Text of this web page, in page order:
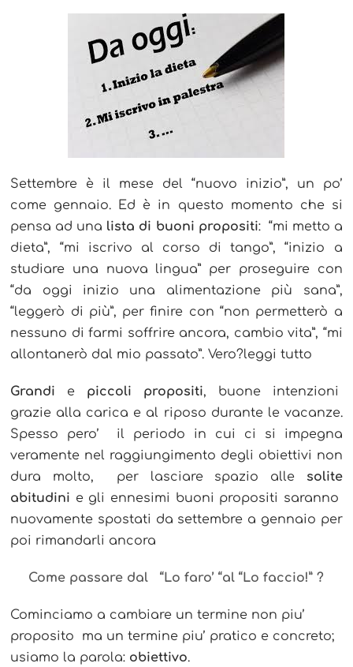
Settembre è il mese del “nuovo inizio”, un po’
come gennaio. Ed è in questo momento che si
pensa ad una lista di buoni propositi: “mi metto a
dieta”, “mi iscrivo al corso di tango”, “inizio a
studiare una nuova lingua” per proseguire con
“da oggi inizio una alimentazione più sana”,
“leggerò di più”, per finire con “non permetterò a
nessuno di farmi soffrire ancora, cambio vita”, “mi
allontanerò dal mio passato”. Vero?leggi tutto
Grandi e piccoli propositi, buone intenzioni
grazie alla carica e al riposo durante le vacanze.
Spesso pero’ il periodo in cui ci si impegna
veramente nel raggiungimento degli obiettivi non
dura molto, per lasciare spazio alle solite
abitudini e gli ennesimi buoni propositi saranno
nuovamente spostati da settembre a gennaio per
poi rimandarli ancora
Come passare dal “Lo faro’ “al “Lo faccio!” ?
Cominciamo a cambiare un termine non piu’
proposito ma un termine piu’ pratico e concreto;
usiamo la parola: obiettivo.